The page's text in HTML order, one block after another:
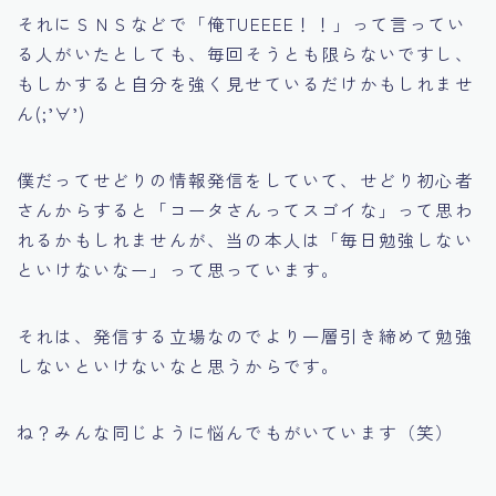
それにＳＮＳなどで「俺TUEEEE！！」って言ってい
る人がいたとしても、毎回そうとも限らないですし、
もしかすると自分を強く見せているだけかもしれませ
ん(;’∀’)
僕だってせどりの情報発信をしていて、せどり初心者
さんからすると「コータさんってスゴイな」って思わ
れるかもしれませんが、当の本人は「毎日勉強しない
といけないなー」って思っています。
それは、発信する立場なのでより一層引き締めて勉強
しないといけないなと思うからです。
ね？みんな同じように悩んでもがいています（笑）